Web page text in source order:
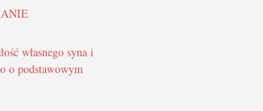
własnego syna i
o podstawowym